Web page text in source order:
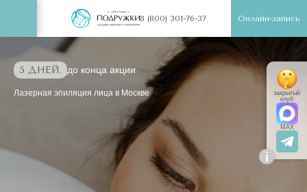
8 (800) 301-76-37 Онлайн-запись
5 ДНЕЙ. до конца акции
Лазерная эпиляция лица в Москве
i
закрытый
клуб
MAX